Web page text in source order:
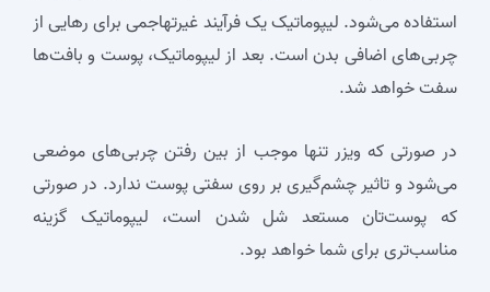
استفاده می‌شود. لیپوماتیک یک فرآیند غیرتهاجمی برای رهایی از
چربی‌های اضافی بدن است. بعد از لیپوماتیک، پوست و بافت‌ها
سفت خواهد شد.
در صورتی که ویزر تنها موجب از بین رفتن چربی‌های موضعی
می‌شود و تاثیر چشم‌گیری بر روی سفتی پوست ندارد. در صورتی
که پوست‌تان مستعد شل شدن است، لیپوماتیک گزینه
مناسب‌تری برای شما خواهد بود.